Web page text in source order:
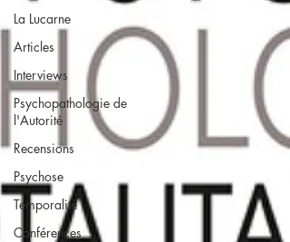
La Lucarne
Articles
Interviews
Psychopathologie de
l'Autorité
Recensions
Psychose
Temporalité
Conférences